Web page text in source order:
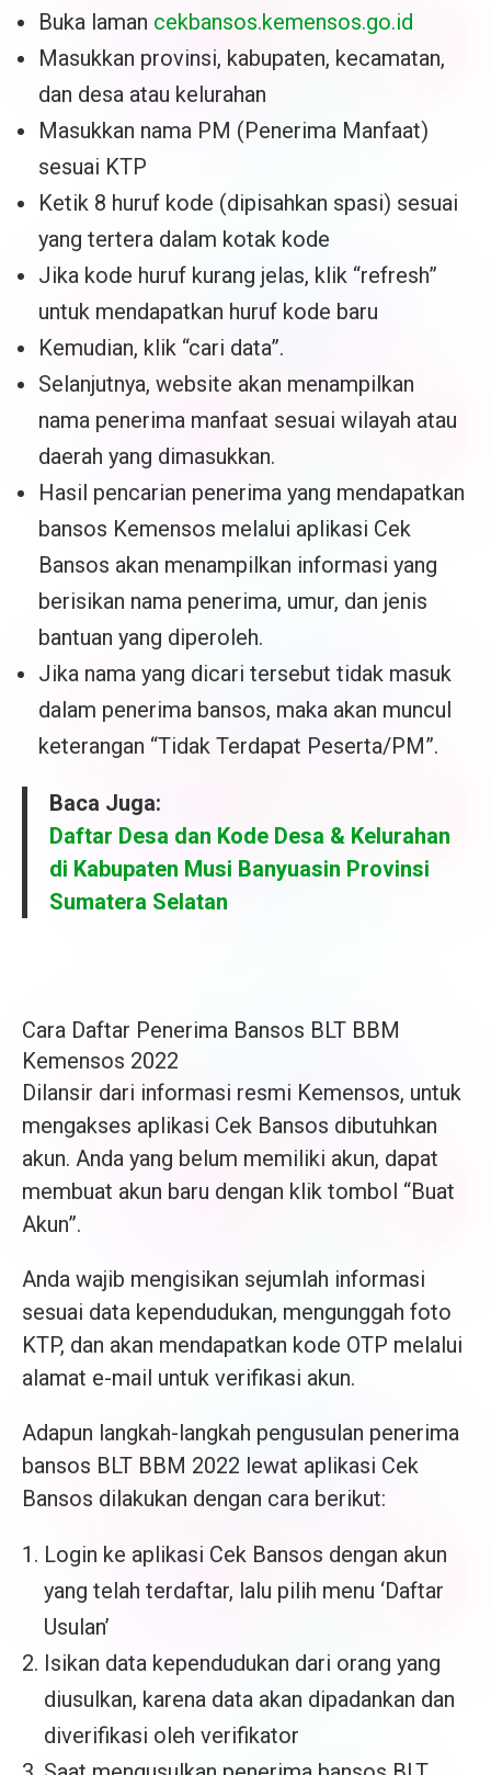
Buka laman cekbansos.kemensos.go.id
Masukkan provinsi, kabupaten, kecamatan,
dan desa atau kelurahan
Masukkan nama PM (Penerima Manfaat)
sesuai KTP
Ketik 8 huruf kode (dipisahkan spasi) sesuai
yang tertera dalam kotak kode
Jika kode huruf kurang jelas, klik “refresh”
untuk mendapatkan huruf kode baru
Kemudian, klik “cari data”.
Selanjutnya, website akan menampilkan
nama penerima manfaat sesuai wilayah atau
daerah yang dimasukkan.
Hasil pencarian penerima yang mendapatkan
bansos Kemensos melalui aplikasi Cek
Bansos akan menampilkan informasi yang
berisikan nama penerima, umur, dan jenis
bantuan yang diperoleh.
Jika nama yang dicari tersebut tidak masuk
dalam penerima bansos, maka akan muncul
keterangan “Tidak Terdapat Peserta/PM”.
Baca Juga:
Daftar Desa dan Kode Desa & Kelurahan
di Kabupaten Musi Banyuasin Provinsi
Sumatera Selatan
Cara Daftar Penerima Bansos BLT BBM
Kemensos 2022
Dilansir dari informasi resmi Kemensos, untuk
mengakses aplikasi Cek Bansos dibutuhkan
akun. Anda yang belum memiliki akun, dapat
membuat akun baru dengan klik tombol “Buat
Akun”.
Anda wajib mengisikan sejumlah informasi
sesuai data kependudukan, mengunggah foto
KTP, dan akan mendapatkan kode OTP melalui
alamat e-mail untuk verifikasi akun.
Adapun langkah-langkah pengusulan penerima
bansos BLT BBM 2022 lewat aplikasi Cek
Bansos dilakukan dengan cara berikut:
Login ke aplikasi Cek Bansos dengan akun
yang telah terdaftar, lalu pilih menu ‘Daftar
Usulan’
Isikan data kependudukan dari orang yang
diusulkan, karena data akan dipadankan dan
diverifikasi oleh verifikator